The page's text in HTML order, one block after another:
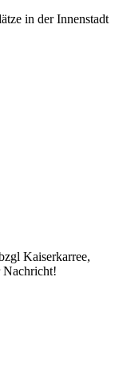
in der Innenstadt
Kaiserkarree,
Nachricht!